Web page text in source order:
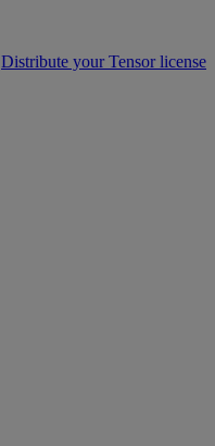
Distribute your Tensor license